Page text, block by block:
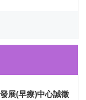
展(早療)中心誠徵